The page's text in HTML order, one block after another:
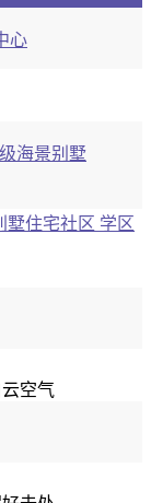
墅住宅社区 学区
空气